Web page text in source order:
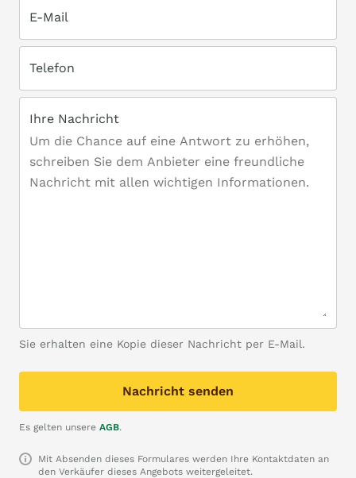
E-Mail
Telefon
Ihre Nachricht
Sie erhalten eine Kopie dieser Nachricht per E-Mail.
Nachricht senden
Es gelten unsere AGB.
Mit Absenden dieses Formulares werden Ihre Kontaktdaten an
den Verkäufer dieses Angebots weitergeleitet.